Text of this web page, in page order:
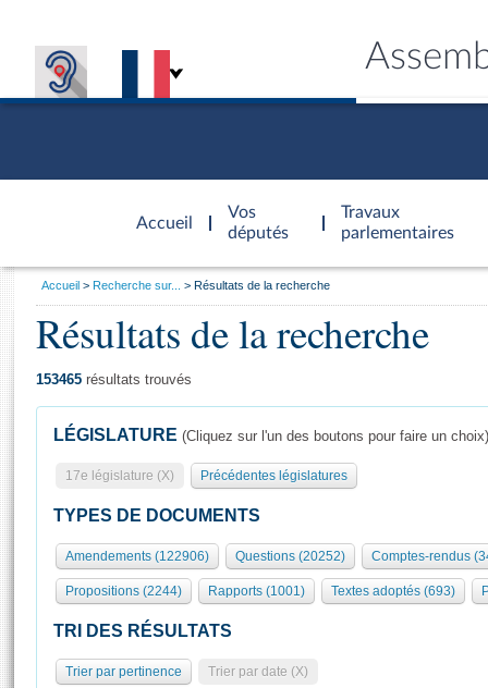
Accueil
d'accueil
Vos
députés
Travaux
parlementaires
Présidence
577 députés
Groupes politiques
Séance publique
Commissions et autres organes
Europe et International
Pétitions
Général
Rôle et pouvoirs de l'Assemblée
Organisation de l'Assemblée
Présidence Conférence des Présidents Bureau Collège des
Statistiques et chiffres clés
Visiter l'Assemblée
Visite virtuelle du palais Bourbon
Assister à une séance
Vous
Accueil Recherche sur... Résultats de la recherche
Résultats de la recherche
153465 résultats trouvés
LÉGISLATURE (Cliquez sur l'un des boutons pour faire un choix)
17e législature (X) Précédentes législatures
TYPES DE DOCUMENTS
Amendements (122906) Questions (20252) Comptes-rendus
Propositions (2244) Rapports (1001) Textes adoptés (693)
TRI DES RÉSULTATS
Trier par pertinence Trier par date (X)